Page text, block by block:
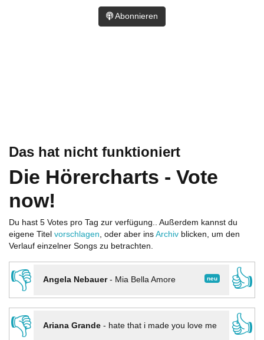
Das hat nicht funktioniert
Die Hörercharts - Vote
now!
Du hast 5 Votes pro Tag zur verfügung.. Außerdem kannst du
eigene Titel vorschlagen, oder aber ins Archiv blicken, um den
Verlauf einzelner Songs zu betrachten.
👎 neu
Angela Nebauer- Mia Bella Amore
👍
👎
Ariana Grande- hate that i made you love me
👍
Abonnieren